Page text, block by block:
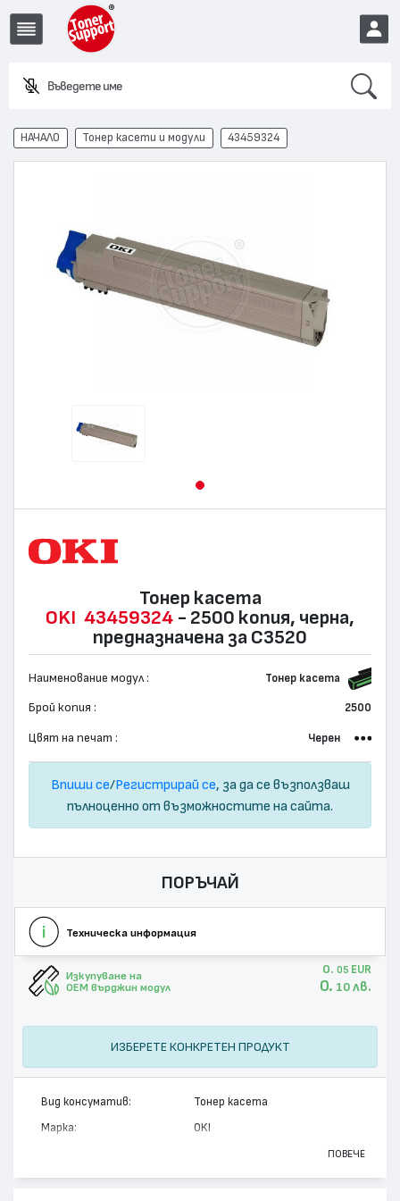
Въведете име или
EUR
НАЧАЛО Тонер касети и модули 43459324
Тонер касета
OKI 43459324 - 2500 копия, черна,
предназначена за C3520
Наименование модул : Тонер касета
Брой копия : 2500
Цвят на печат : Черен
Впиши се/Регистрирай се, за да се възползваш
пълноценно от възможностите на сайта.
ПОРЪЧАЙ
Техническа информация
Изкупуване на
OEM върджин модул
0. 05 EUR
0. 10 лв.
ИЗБЕРЕТЕ КОНКРЕТЕН ПРОДУКТ
Вид консуматив: Тонер касета
Марка: OKI
Цвят: Черен
ПОВЕЧЕ